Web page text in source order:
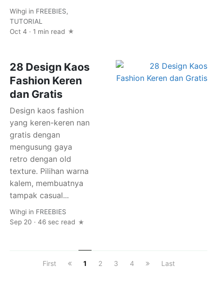
Wihgi in FREEBIES,
TUTORIAL
Oct 4 · 1 min read
28 Design Kaos
Fashion Keren
dan Gratis
Design kaos fashion
yang keren-keren nan
gratis dengan
mengusung gaya
retro dengan old
texture. Pilihan warna
kalem, membuatnya
tampak casual...
Wihgi in FREEBIES
Sep 20 · 46 sec read
First 1 2 3 4 Last